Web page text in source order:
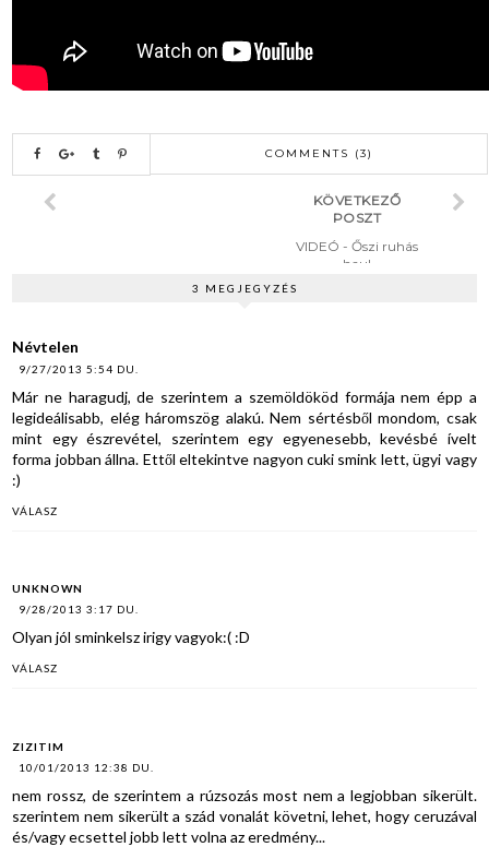
COMMENTS (3)
KÖVETKEZŐ
POSZT
VIDEÓ - Őszi ruhás
haul
3 MEGJEGYZÉS
Névtelen
9/27/2013 5:54 DU.
Már ne haragudj, de szerintem a szemöldököd formája nem épp a
legideálisabb, elég háromszög alakú. Nem sértésből mondom, csak
mint egy észrevétel, szerintem egy egyenesebb, kevésbé ívelt
forma jobban állna. Ettől eltekintve nagyon cuki smink lett, ügyi vagy
:)
VÁLASZ
UNKNOWN
9/28/2013 3:17 DU.
Olyan jól sminkelsz irigy vagyok:( :D
VÁLASZ
ZIZITIM
10/01/2013 12:38 DU.
nem rossz, de szerintem a rúzsozás most nem a legjobban sikerült.
szerintem nem sikerült a szád vonalát követni, lehet, hogy ceruzával
és/vagy ecsettel jobb lett volna az eredmény...